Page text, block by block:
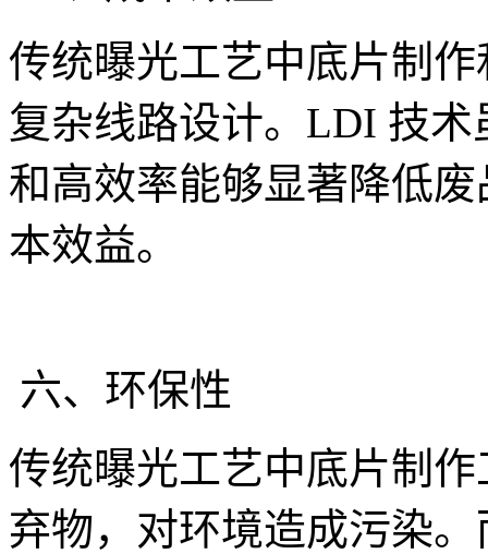
传统曝光工艺中底片制
复杂线路设计。LDI 技
和高效率能够显著降低
本效益。
六、环保性
传统曝光工艺中底片制
弃物，对环境造成污染